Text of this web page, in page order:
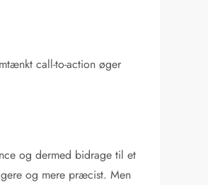
call-to-action øger
og dermed bidrage til et
og mere præcist. Men